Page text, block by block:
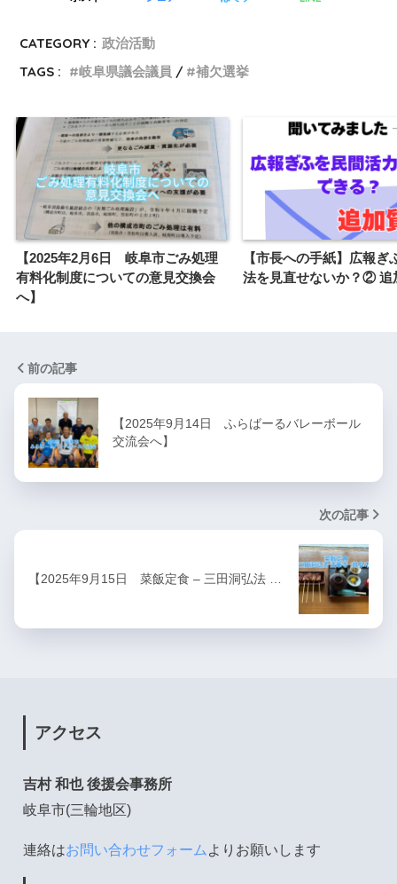
CATEGORY : 政治活動
TAGS :
岐阜県議会議員 補欠選挙
【2025年2月6日 岐阜市ごみ処理
有料化制度についての意見交換会
へ】
【市長への手紙】広報ぎ
法を見直せないか？② 追
前の記事
【2025年9月14日 ふらばーるバレーボール
交流会へ】
次の記事
【2025年9月15日 菜飯定食 – 三田洞弘法 …
アクセス
吉村 和也 後援会事務所
岐阜市(三輪地区)
連絡はお問い合わせフォーム よりお願いします